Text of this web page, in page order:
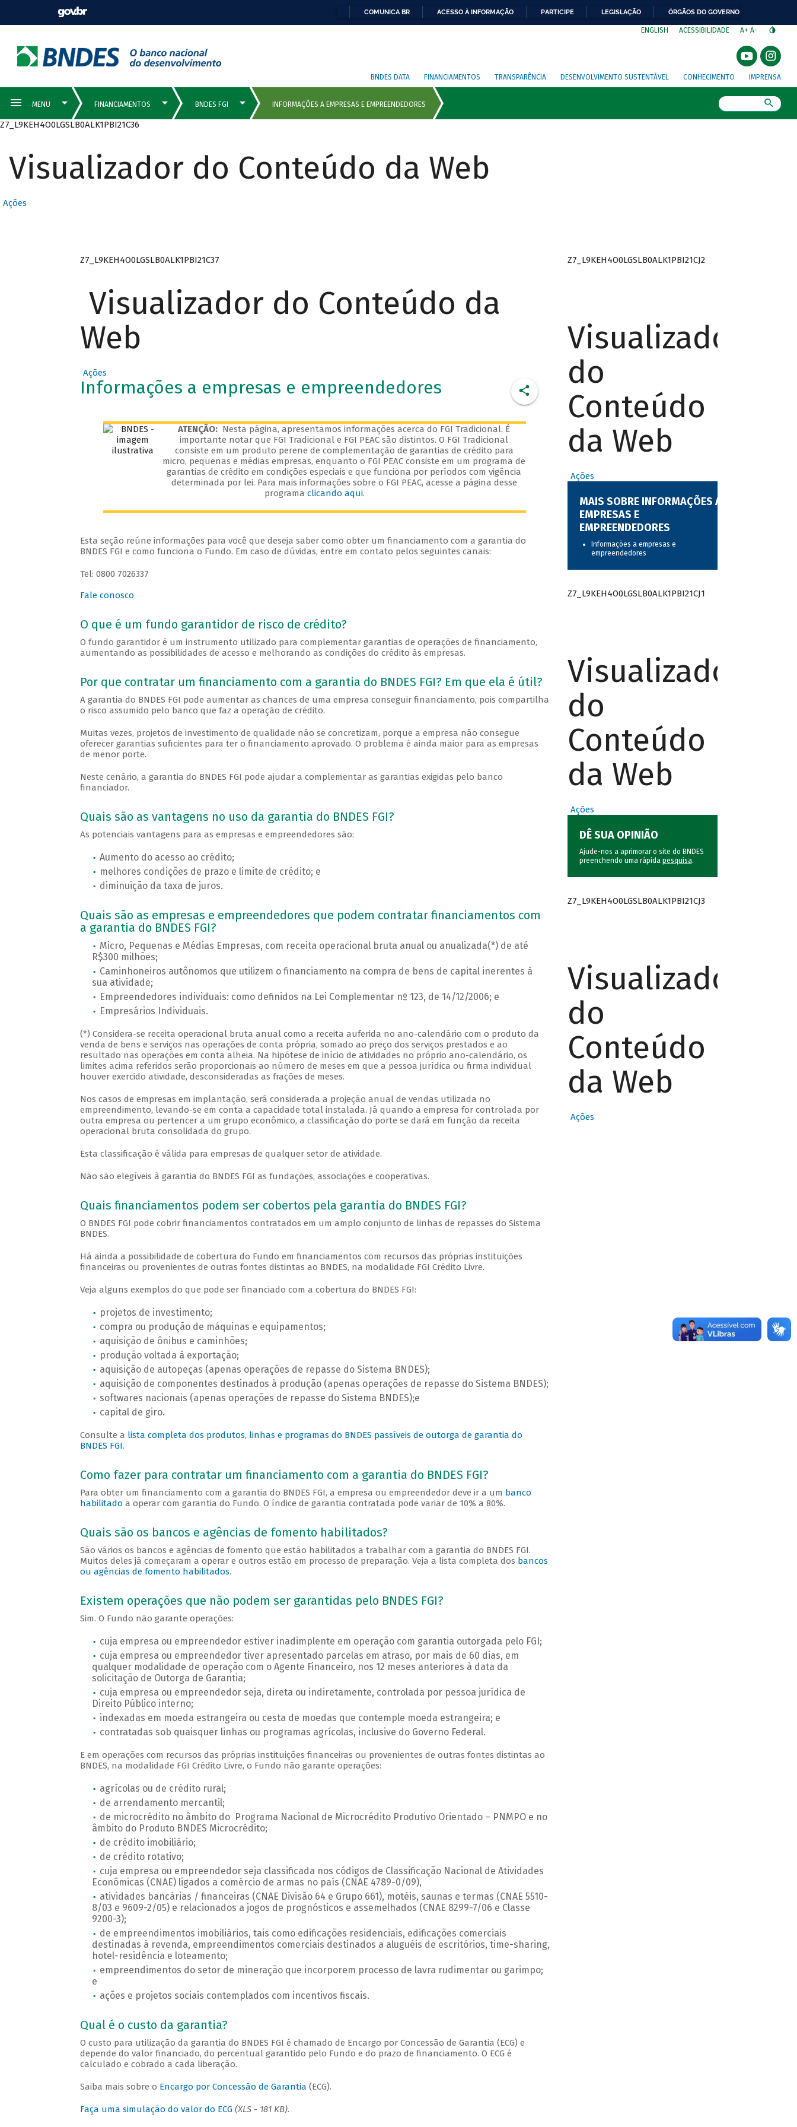
COMUNICA BR ACESSO À INFORMAÇÃO PARTICIPE LEGISLAÇÃO ÓRGÃOS DO GOVERNO
ENGLISH ACESSIBILIDADE A+ A-
BNDES DATA FINANCIAMENTOS TRANSPARÊNCIA DESENVOLVIMENTO SUSTENTÁVEL CONHECIMENTO IMPRENSA
Z7_L9KEH4O0LGSLB0ALK1PBI21C36
Visualizador do Conteúdo da Web
Ações
Z7_L9KEH4O0LGSLB0ALK1PBI21C37
Visualizador do Conteúdo da
Web
Ações
Informações a empresas e empreendedores
ATENÇÃO: Nesta página, apresentamos informações acerca do FGI Tradicional. É
importante notar que FGI Tradicional e FGI PEAC são distintos. O FGI Tradicional
consiste em um produto perene de complementação de garantias de crédito para
micro, pequenas e médias empresas, enquanto o FGI PEAC consiste em um programa de
garantias de crédito em condições especiais e que funciona por períodos com vigência
determinada por lei. Para mais informações sobre o FGI PEAC, acesse a página desse
programa clicando aqui.
Esta seção reúne informações para você que deseja saber como obter um financiamento com a garantia do
BNDES FGI e como funciona o Fundo. Em caso de dúvidas, entre em contato pelos seguintes canais:
Tel: 0800 7026337
Fale conosco
O que é um fundo garantidor de risco de crédito?
O fundo garantidor é um instrumento utilizado para complementar garantias de operações de financiamento,
aumentando as possibilidades de acesso e melhorando as condições do crédito às empresas.
Por que contratar um financiamento com a garantia do BNDES FGI? Em que ela é útil?
A garantia do BNDES FGI pode aumentar as chances de uma empresa conseguir financiamento, pois compartilha
o risco assumido pelo banco que faz a operação de crédito.
Muitas vezes, projetos de investimento de qualidade não se concretizam, porque a empresa não consegue
oferecer garantias suficientes para ter o financiamento aprovado. O problema é ainda maior para as empresas
de menor porte.
Neste cenário, a garantia do BNDES FGI pode ajudar a complementar as garantias exigidas pelo banco
financiador.
Quais são as vantagens no uso da garantia do BNDES FGI?
As potenciais vantagens para as empresas e empreendedores são:
Aumento do acesso ao crédito;
melhores condições de prazo e limite de crédito; e
diminuição da taxa de juros.
Quais são as empresas e empreendedores que podem contratar financiamentos com
a garantia do BNDES FGI?
Micro, Pequenas e Médias Empresas, com receita operacional bruta anual ou anualizada(*) de até
R$300 milhões;
Caminhoneiros autônomos que utilizem o financiamento na compra de bens de capital inerentes à
sua atividade;
Empreendedores individuais: como definidos na Lei Complementar nº 123, de 14/12/2006; e
Empresários Individuais.
(*) Considera-se receita operacional bruta anual como a receita auferida no ano-calendário com o produto da
venda de bens e serviços nas operações de conta própria, somado ao preço dos serviços prestados e ao
resultado nas operações em conta alheia. Na hipótese de início de atividades no próprio ano-calendário, os
limites acima referidos serão proporcionais ao número de meses em que a pessoa jurídica ou firma individual
houver exercido atividade, desconsideradas as frações de meses.
Nos casos de empresas em implantação, será considerada a projeção anual de vendas utilizada no
empreendimento, levando-se em conta a capacidade total instalada. Já quando a empresa for controlada por
outra empresa ou pertencer a um grupo econômico, a classificação do porte se dará em função da receita
operacional bruta consolidada do grupo.
Esta classificação é válida para empresas de qualquer setor de atividade.
Não são elegíveis à garantia do BNDES FGI as fundações, associações e cooperativas.
Quais financiamentos podem ser cobertos pela garantia do BNDES FGI?
O BNDES FGI pode cobrir financiamentos contratados em um amplo conjunto de linhas de repasses do Sistema
BNDES.
Há ainda a possibilidade de cobertura do Fundo em financiamentos com recursos das próprias instituições
financeiras ou provenientes de outras fontes distintas ao BNDES, na modalidade FGI Crédito Livre.
Veja alguns exemplos do que pode ser financiado com a cobertura do BNDES FGI:
projetos de investimento;
compra ou produção de máquinas e equipamentos;
aquisição de ônibus e caminhões;
produção voltada à exportação;
aquisição de autopeças (apenas operações de repasse do Sistema BNDES);
aquisição de componentes destinados à produção (apenas operações de repasse do Sistema BNDES);
softwares nacionais (apenas operações de repasse do Sistema BNDES);e
capital de giro.
Consulte a lista completa dos produtos, linhas e programas do BNDES passíveis de outorga de garantia do
BNDES FGI.
Como fazer para contratar um financiamento com a garantia do BNDES FGI?
Para obter um financiamento com a garantia do BNDES FGI, a empresa ou empreendedor deve ir a um banco
habilitado a operar com garantia do Fundo. O índice de garantia contratada pode variar de 10% a 80%.
Quais são os bancos e agências de fomento habilitados?
São vários os bancos e agências de fomento que estão habilitados a trabalhar com a garantia do BNDES FGI.
Muitos deles já começaram a operar e outros estão em processo de preparação. Veja a lista completa dos bancos
ou agências de fomento habilitados.
Existem operações que não podem ser garantidas pelo BNDES FGI?
Sim. O Fundo não garante operações:
cuja empresa ou empreendedor estiver inadimplente em operação com garantia outorgada pelo FGI;
cuja empresa ou empreendedor tiver apresentado parcelas em atraso, por mais de 60 dias, em
qualquer modalidade de operação com o Agente Financeiro, nos 12 meses anteriores à data da
solicitação de Outorga de Garantia;
cuja empresa ou empreendedor seja, direta ou indiretamente, controlada por pessoa jurídica de
Direito Público interno;
indexadas em moeda estrangeira ou cesta de moedas que contemple moeda estrangeira; e
contratadas sob quaisquer linhas ou programas agrícolas, inclusive do Governo Federal.
E em operações com recursos das próprias instituições financeiras ou provenientes de outras fontes distintas ao
BNDES, na modalidade FGI Crédito Livre, o Fundo não garante operações:
agrícolas ou de crédito rural;
de arrendamento mercantil;
de microcrédito no âmbito do Programa Nacional de Microcrédito Produtivo Orientado – PNMPO e no
âmbito do Produto BNDES Microcrédito;
de crédito imobiliário;
de crédito rotativo;
cuja empresa ou empreendedor seja classificada nos códigos de Classificação Nacional de Atividades
Econômicas (CNAE) ligados a comércio de armas no país (CNAE 4789-0/09),
atividades bancárias / financeiras (CNAE Divisão 64 e Grupo 661), motéis, saunas e termas (CNAE 5510-
8/03 e 9609-2/05) e relacionados a jogos de prognósticos e assemelhados (CNAE 8299-7/06 e Classe
9200-3);
de empreendimentos imobiliários, tais como edificações residenciais, edificações comerciais
destinadas à revenda, empreendimentos comerciais destinados a aluguéis de escritórios, time-sharing,
hotel-residência e loteamento;
empreendimentos do setor de mineração que incorporem processo de lavra rudimentar ou garimpo;
e
ações e projetos sociais contemplados com incentivos fiscais.
Qual é o custo da garantia?
O custo para utilização da garantia do BNDES FGI é chamado de Encargo por Concessão de Garantia (ECG) e
depende do valor financiado, do percentual garantido pelo Fundo e do prazo de financiamento. O ECG é
calculado e cobrado a cada liberação.
Saiba mais sobre o Encargo por Concessão de Garantia (ECG).
Faça uma simulação do valor do ECG (XLS - 181 KB).
Z7_L9KEH4O0LGSLB0ALK1PBI21CJ2
Visualizador
do
Conteúdo
da Web
Ações
MAIS SOBRE INFORMAÇÕES A
EMPRESAS E
EMPREENDEDORES
Informações a empresas e
empreendedores
Z7_L9KEH4O0LGSLB0ALK1PBI21CJ1
Visualizador
do
Conteúdo
da Web
Ações
DÊ SUA OPINIÃO
Ajude-nos a aprimorar o site do BNDES
preenchendo uma rápida pesquisa.
Z7_L9KEH4O0LGSLB0ALK1PBI21CJ3
Visualizador
do
Conteúdo
da Web
Ações